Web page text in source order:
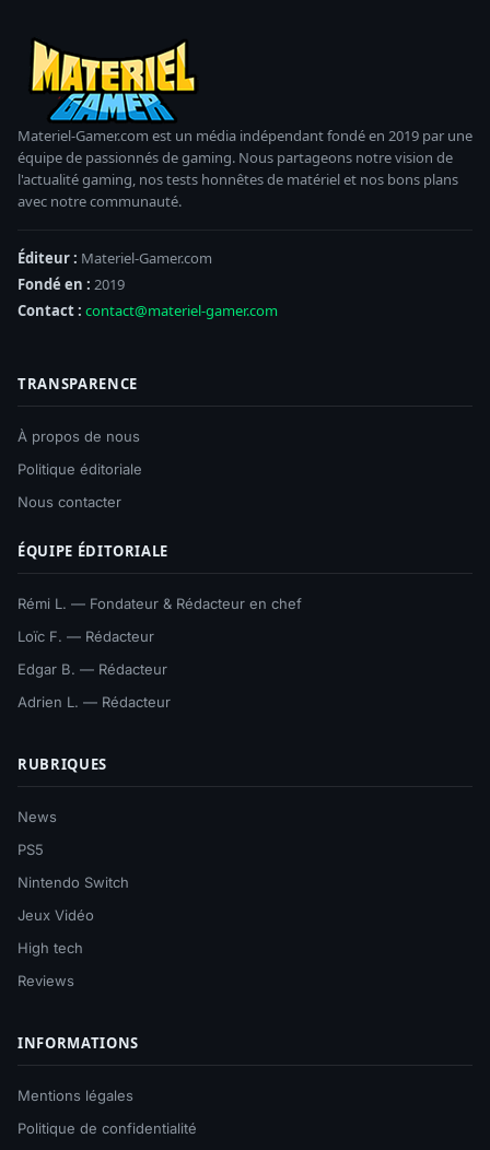
Materiel-Gamer.com est un média indépendant fondé en 2019 par une
équipe de passionnés de gaming. Nous partageons notre vision de
l'actualité gaming, nos tests honnêtes de matériel et nos bons plans
avec notre communauté.
Éditeur : Materiel-Gamer.com
Fondé en : 2019
Contact : contact@materiel-gamer.com
TRANSPARENCE
À propos de nous
Politique éditoriale
Nous contacter
ÉQUIPE ÉDITORIALE
Rémi L. — Fondateur & Rédacteur en chef
Loïc F. — Rédacteur
Edgar B. — Rédacteur
Adrien L. — Rédacteur
RUBRIQUES
News
PS5
Nintendo Switch
Jeux Vidéo
High tech
Reviews
INFORMATIONS
Mentions légales
Politique de confidentialité